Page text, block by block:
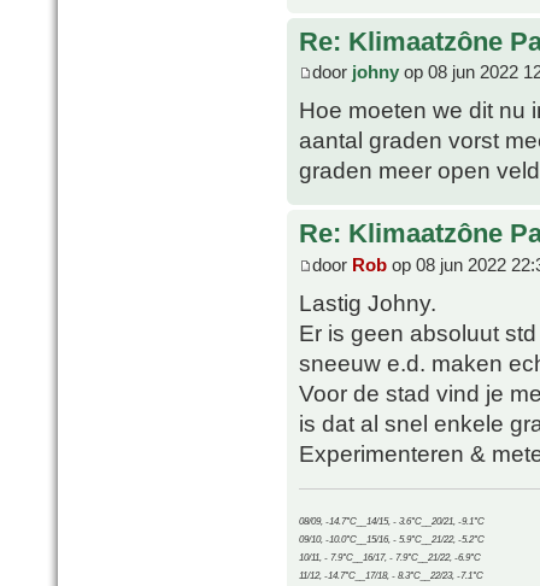
Re: Klimaatzône
door johny op 08 jun 2022
Hoe moeten we dit nu
aantal graden vorst
graden meer open
Re: Klimaatzône
door Rob op 08 jun 2022
Lastig Johny.
Er is geen absoluut
sneeuw e.d. maken
Voor de stad vind je
is dat al snel enkele
Experimenteren &
08/09, -14.7°C__14/15, - 3.6°C__20/21, -9.1°C
09/10, -10.0°C__15/16, - 5.9°C__21/22, -5.2°C
10/11, - 7.9°C__16/17, - 7.9°C__21/22, -6.9°C
11/12, -14.7°C__17/18, - 8.3°C__22/23, -7.1°C